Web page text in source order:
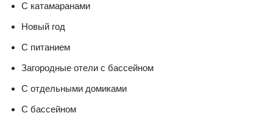
С катамаранами
Новый год
С питанием
Загородные отели с бассейном
С отдельными домиками
С бассейном